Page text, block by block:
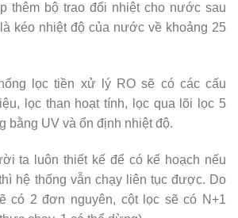
thêm bộ trao đổi nhiệt cho nước sau
kéo nhiệt độ của nước về khoảng 25
lọc tiền xử lý RO sẽ có các cấu
lọc than hoạt tính, lọc qua lõi lọc 5
bằng UV và ổn định nhiệt độ.
ta luôn thiết kế để có kế hoạch nếu
hệ thống vẫn chạy liên tục được. Do
có 2 đơn nguyên, cột lọc sẽ có N+1